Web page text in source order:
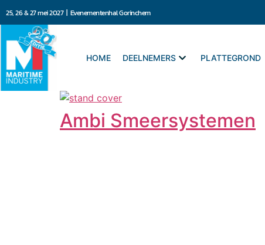
25, 26 & 27 mei 2027 | Evenementenhal Gorinchem
HOME DEELNEMERS PLATTEGROND
Ambi Smeersystemen